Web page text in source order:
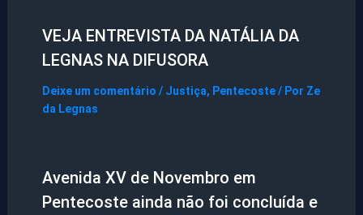
VEJA ENTREVISTA DA NATÁLIA DA
LEGNAS NA DIFUSORA
Deixe um comentário / Justiça, Pentecoste/ Por Ze
da Legnas
Avenida XV de Novembro em
Pentecoste ainda não foi concluída e